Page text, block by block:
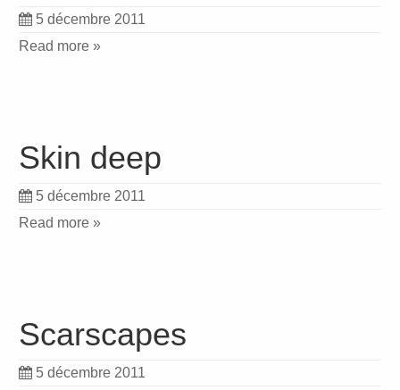
5 décembre 2011
Read more »
Skin deep
5 décembre 2011
Read more »
Scarscapes
5 décembre 2011